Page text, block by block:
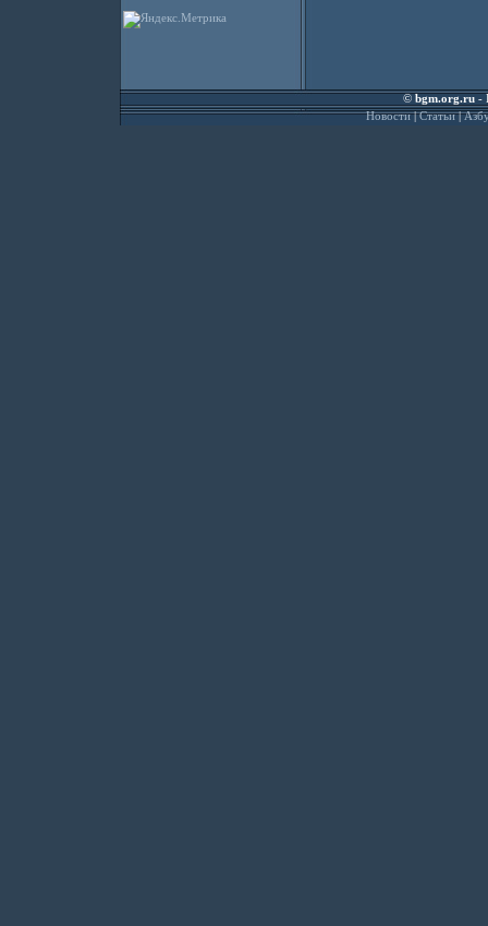
©bgm.org.ru-
Новости|Статьи|